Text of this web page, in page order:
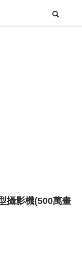
攝影機(500萬畫